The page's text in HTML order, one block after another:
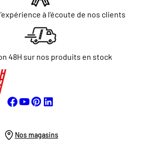
à l'écoute de nos clients
48H sur nos produits en stock
Nos magasins